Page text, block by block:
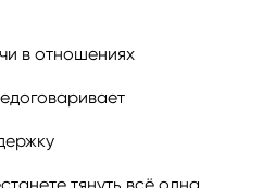
в отношениях